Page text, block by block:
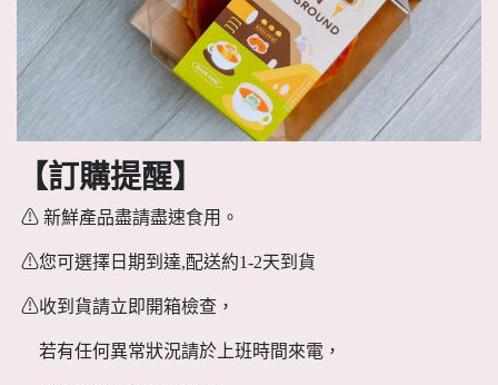
【訂購提醒】
⚠ 新鮮產品盡請盡速食用。
⚠您可選擇日期到達,配送約1-2天到貨
⚠收到貨請立即開箱檢查，
若有任何異常狀況請於上班時間來電，